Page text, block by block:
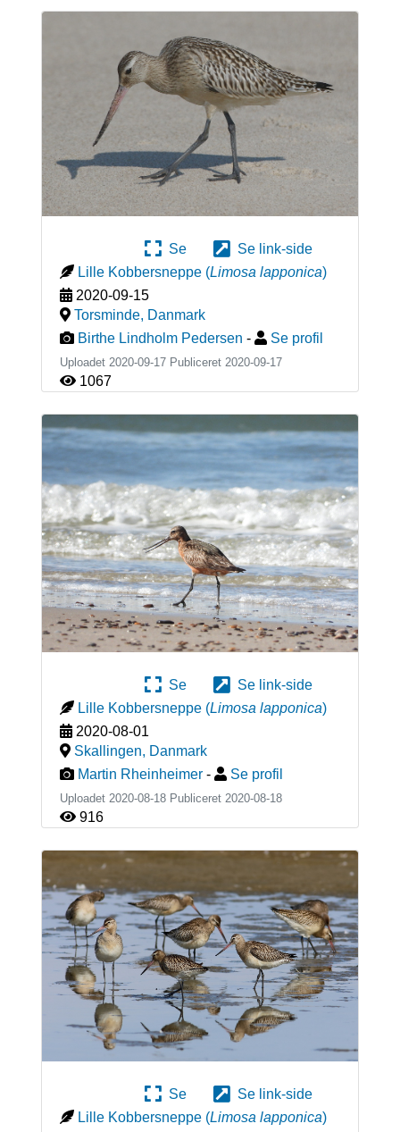
Se
Se link-side
Lille Kobbersneppe (Limosa lapponica)
2020-09-15
Torsminde, Danmark
Birthe Lindholm Pedersen - Se profil
Uploadet 2020-09-17 Publiceret 2020-09-17
1067
Se
Se link-side
Lille Kobbersneppe (Limosa lapponica)
2020-08-01
Skallingen, Danmark
Martin Rheinheimer - Se profil
Uploadet 2020-08-18 Publiceret 2020-08-18
916
Se
Se link-side
Lille Kobbersneppe (Limosa lapponica)